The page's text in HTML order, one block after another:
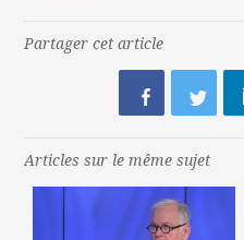
Partager cet article
Articles sur le même sujet